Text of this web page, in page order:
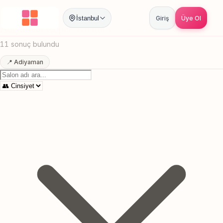
İstanbul Giriş Üye Ol
Anasayfa / Adiyaman Kopek Kuaforu
Adiyaman Kopek Kuaforu
11 sonuç bulundu
📍 Adiyaman
Canlı sonuçlar Online randevu